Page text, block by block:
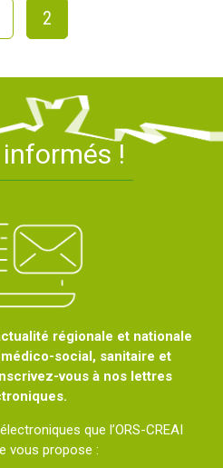
2
!
régionale et nationale
social, sanitaire et
vous à nos lettres
que l’ORS-CREAI
vous propose :